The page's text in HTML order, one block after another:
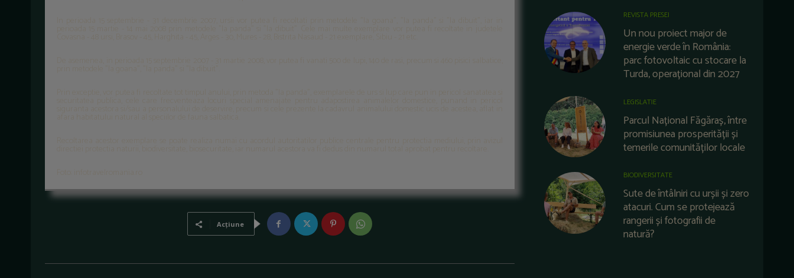
Acțiune
REVISTA PRESEI
Un nou proiect major de
energie verde în România:
parc fotovoltaic cu stocare la
Turda, operațional din 2027
LEGISLATIE
Parcul Național Făgăraș, între
promisiunea prosperității și
temerile comunităților locale
BIODIVERSITATE
Sute de întâlniri cu urșii și zero
atacuri. Cum se protejează
rangerii și fotografii de
natură?